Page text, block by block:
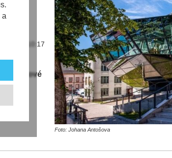
a
| 10:17
novinkové
Foto: Johana Antošova